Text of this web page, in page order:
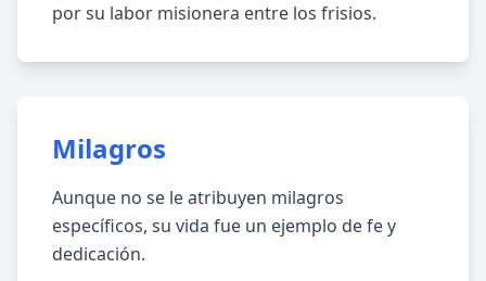
por su labor misionera entre los frisios.
Milagros
Aunque no se le atribuyen milagros
específicos, su vida fue un ejemplo de fe y
dedicación.